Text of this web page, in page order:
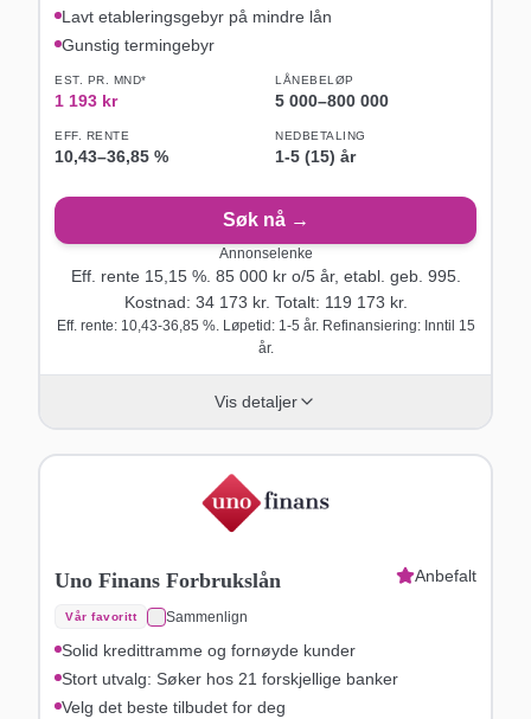
Lavt etableringsgebyr på mindre lån
Gunstig termingebyr
EST. PR. MND*
1 193 kr
LÅNEBELØP
5 000–800 000
EFF. RENTE
10,43–36,85 %
NEDBETALING
1-5 (15) år
Søk nå →
Annonselenke
Eff. rente 15,15%. 85 000kr o/5år, etabl. geb. 995.
Kostnad: 34 173 kr. Totalt: 119 173 kr.
Eff. rente: 10,43-36,85 %. Løpetid: 1-5 år. Refinansiering: Inntil 15
år.
Vis detaljer
Uno Finans Forbrukslån
Vår favoritt Sammenlign
Anbefalt
Solid kredittramme og fornøyde kunder
Stort utvalg: Søker hos 21 forskjellige banker
Velg det beste tilbudet for deg